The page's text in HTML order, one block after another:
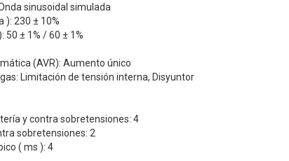
sinusoidal simulada
): 230 ± 10%
50 ± 1% / 60 ± 1%
(AVR): Aumento único
Limitación de tensión interna, Disyuntor
y contra sobretensiones: 4
sobretensiones: 2
( ms ): 4